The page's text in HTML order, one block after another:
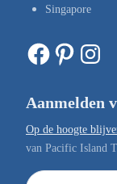
Singapore
Facebook Pinterest Instagram
Aanmelden
Op de hoogte
van Pacific Island
E